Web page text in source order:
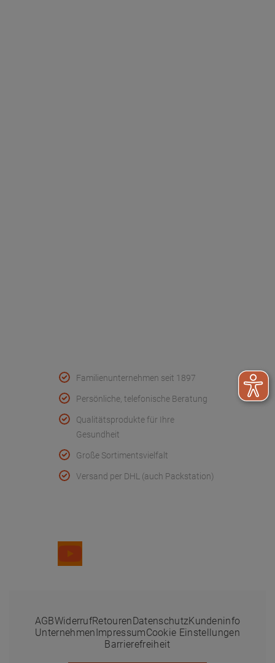
Familienunternehmen seit 1897
Persönliche, telefonische Beratung
Qualitätsprodukte für Ihre
Gesundheit
Große Sortimentsvielfalt
Versand per DHL (auch Packstation)
AGBWiderrufRetouren DatenschutzKundeninfo
Unternehmen ImpressumCookie Einstellungen
Barrierefreiheit